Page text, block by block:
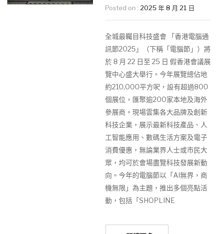
Posted on : 2025 年 8 月 21 日
全城最矚目科技盛會 「香港電腦通
訊節2025」（下稱「電腦節」）將
於 8 月 22 日至 25 日 假香港會議展
覽中心盛大舉行。今年展覽總佔地
約210,000平方呎，設有超過800
個展位，匯聚逾200家本地及海外
參展商。現場雲集各大品牌及創新
科技企業，展示最新科技產品、人
工智能應用、數碼生活方案及電子
消費優惠，無論業界人士或市民大
眾，均可於會場盡覽科技發展新動
向。今年的電腦節以「AI無界，商
機無限」為主題，推出多個亮點活
動，包括「SHOPLINE